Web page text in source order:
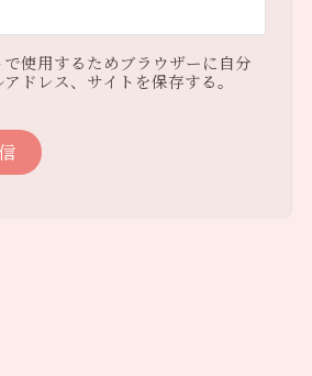
使用するためブラウザーに自分
ドレス、サイトを保存する。